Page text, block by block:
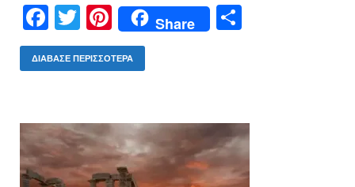
F
ac
e
o
o
k
T
w
itt
Pi
nt
er
t
Share
σ
τε
ίτ
ΔΙΆΒΑΣΕ ΠΕΡΙΣΣΌΤΕΡΑ